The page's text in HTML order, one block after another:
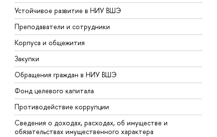
Устойчивое развитие в НИУ ВШЭ
Преподаватели и сотрудники
Корпуса и общежития
Закупки
Обращения граждан в НИУ ВШЭ
Фонд целевого капитала
Противодействие коррупции
Сведения о доходах, расходах, об имуществе и
обязательствах имущественного характера